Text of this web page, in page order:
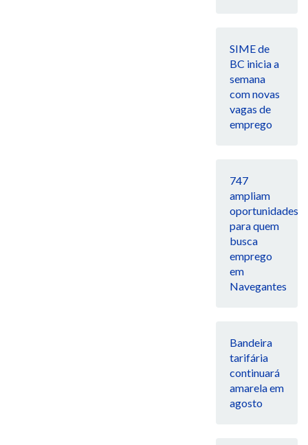
SIME de
BC inicia a
semana
com novas
vagas de
emprego
747
ampliam
oportunidades
para quem
busca
emprego
em
Navegantes
Bandeira
tarifária
continuará
amarela em
agosto